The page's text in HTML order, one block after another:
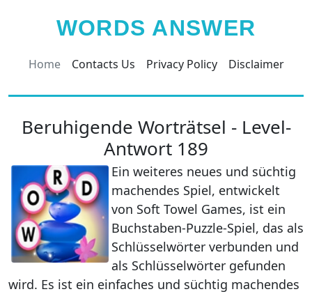
WORDS ANSWER
Home Contacts Us Privacy Policy Disclaimer
Beruhigende Worträtsel - Level-
Antwort 189
Ein weiteres neues und süchtig
machendes Spiel, entwickelt
von Soft Towel Games, ist ein
Buchstaben-Puzzle-Spiel, das als
Schlüsselwörter verbunden und
als Schlüsselwörter gefunden
wird. Es ist ein einfaches und süchtig machendes